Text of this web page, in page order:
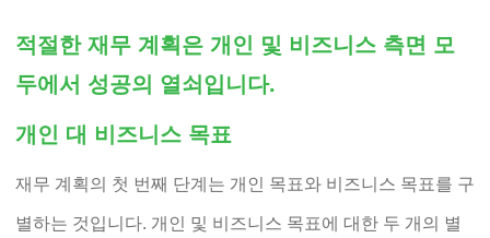
적절한 재무 계획은 개인 및 비즈니스 측면 모
두에서 성공의 열쇠입니다.
개인 대 비즈니스 목표
재무 계획의 첫 번째 단계는 개인 목표와 비즈니스 목표를 구
별하는 것입니다. 개인 및 비즈니스 목표에 대한 두 개의 별